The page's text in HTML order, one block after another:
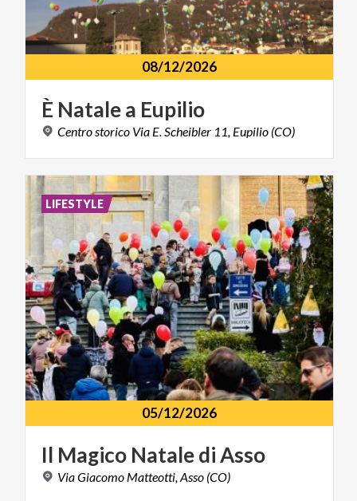
08/12/2026
È Natalea Eupilio
Centro storico Via E. Scheibler 11, Eupilio (CO)
05/12/2026
Il Magico NatalediAsso
ViaGiacomo Matteotti,Asso (CO)
LIFESTYLE